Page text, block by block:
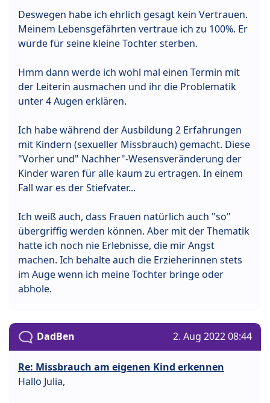
Deswegen habe ich ehrlich gesagt kein Vertrauen.
Meinem Lebensgefährten vertraue ich zu 100%. Er
würde für seine kleine Tochter sterben.
Hmm dann werde ich wohl mal einen Termin mit
der Leiterin ausmachen und ihr die Problematik
unter 4 Augen erklären.
Ich habe während der Ausbildung 2 Erfahrungen
mit Kindern (sexueller Missbrauch) gemacht. Diese
"Vorher und" Nachher"-Wesensveränderung der
Kinder waren für alle kaum zu ertragen. In einem
Fall war es der Stiefvater...
Ich weiß auch, dass Frauen natürlich auch "so"
übergriffig werden können. Aber mit der Thematik
hatte ich noch nie Erlebnisse, die mir Angst
machen. Ich behalte auch die Erzieherinnen stets
im Auge wenn ich meine Tochter bringe oder
abhole.
DadBen 2. Aug 2022 08:44
Re: Missbrauch am eigenen Kind erkennen
Hallo Julia,